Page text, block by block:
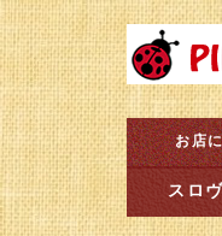
お店
スロ